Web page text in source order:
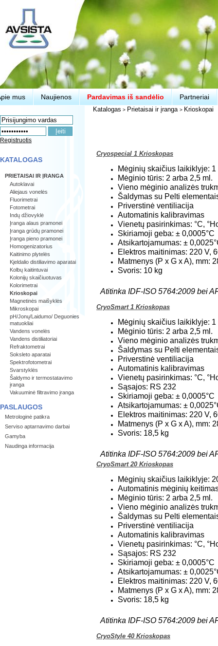
mus Naujienos Pardavimas iš sandėlio Partneriai
Katalogas > Prietaisai ir įranga > Krioskopai
Cryospecial 1 Krioskopas
Mėginių skaičius laikiklyje: 1
Mėginio tūris: 2 arba 2,5 ml.
Vieno mėginio analizės
Šaldymas su Pelti
Priverstinė ventiliacija
Automatinis kalibravimas
Vienetų pasirinkimas: °C,
Skiriamoji geba: ± 0,0005°C
Atsikartojamumas: ±
Elektros maitinimas: 220 V,
Matmenys (P x G x A), mm:
Svoris: 10 kg
Atitinka IDF-ISO 5764:2009 bei
CryoSmart 1 Krioskopas
Mėginių skaičius laikiklyje: 1
Mėginio tūris: 2 arba 2,5 ml.
Vieno mėginio analizės
Šaldymas su Pelti
Priverstinė ventiliacija
Automatinis kalibravimas
Vienetų pasirinkimas: °C,
Sąsajos: RS 232
Skiriamoji geba: ± 0,0005°C
Atsikartojamumas: ±
Elektros maitinimas: 220 V,
Matmenys (P x G x A), mm:
Svoris: 18,5 kg
Atitinka IDF-ISO 5764:2009 bei
CryoSmart 20 Krioskopas
Mėginių skaičius laikiklyje:
Automatinis mėginių
Mėginio tūris: 2 arba 2,5 ml.
Vieno mėginio analizės
Šaldymas su Pelti
Priverstinė ventiliacija
Automatinis kalibravimas
Vienetų pasirinkimas: °C,
Sąsajos: RS 232
Skiriamoji geba: ± 0,0005°C
Atsikartojamumas: ±
Elektros maitinimas: 220 V,
Matmenys (P x G x A), mm:
Svoris: 18,5 kg
Atitinka IDF-ISO 5764:2009 bei
CryoStyle 40 Krioskopas
Registruotis
KATALOGAS
PRIETAISAI IR ĮRANGA
Autoklavai
Aliejaus vonelės
Fluorimetrai
Fotometrai
Indų džiovyklė
Įranga alaus pramonei
Įranga grūdų pramonei
Įranga pieno pramonei
Homogenizatorius
Kaitinimo plytelės
Kjeldalio distiliavimo aparatai
Kolbų kaitintuvai
Kolonijų skaičiuotuvas
Kolorimetrai
Krioskopai
Magnetinės maišyklės
Mikroskopai
pH/Jonų/Laidumo/ Deguonies
matuokliai
Vandens vonelės
Vandens distiliatoriai
Refraktometrai
Soksleto aparatai
Spektrofotometrai
Svarstyklės
Šaldymo ir termostatavimo
įranga
Vakuuminė filtravimo įranga
PASLAUGOS
Metrologinė patikra
Serviso aptarnavimo darbai
Gamyba
Naudinga informacija